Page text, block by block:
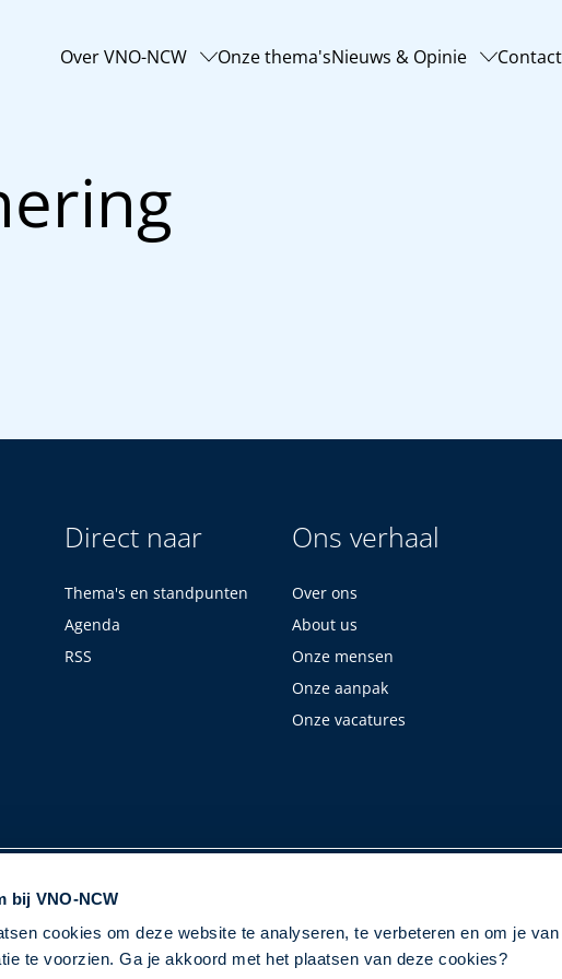
bij VNO-NCW
cookies om deze website te analyseren, te verbeteren en om je
te voorzien. Ga je akkoord met het plaatsen van deze cookies?
Over VNO-NCW Onze thema'sNieuws & Opinie Contact
Direct naar
Thema's en standpunten
Agenda
RSS
Ons verhaal
Over ons
About us
Onze mensen
Onze aanpak
Onze vacatures
Disclaimer